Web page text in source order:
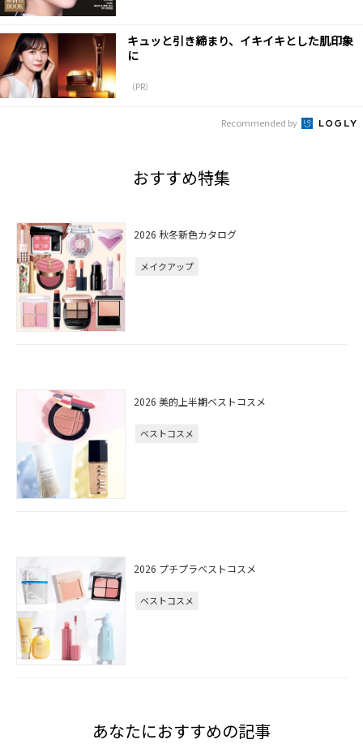
キュッと引き締まり、イキイキとした肌印象
に
（PR）
Recommended by
おすすめ特集
2026 秋冬新色カタログ
メイクアップ
2026 美的上半期ベストコスメ
ベストコスメ
2026 プチプラベストコスメ
ベストコスメ
あなたにおすすめの記事